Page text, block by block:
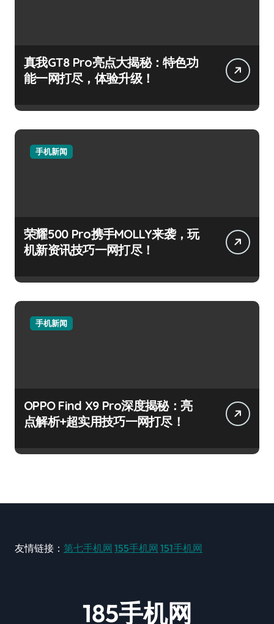
真我GT8 Pro亮点大揭秘：特色功
能一网打尽，体验升级！
手机新闻
荣耀500 Pro携手MOLLY来袭，玩
机新资讯技巧一网打尽！
手机新闻
OPPO Find X9 Pro深度揭秘：亮
点解析+超实用技巧一网打尽！
友情链接： 第七手机网 155手机网 151手机网
185手机网